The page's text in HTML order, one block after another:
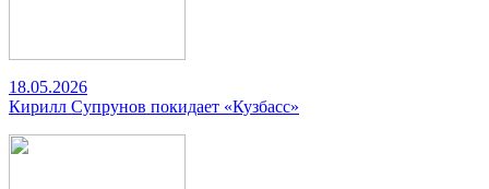
18.05.2026
Кирилл Супрунов покидает «Кузбасс»